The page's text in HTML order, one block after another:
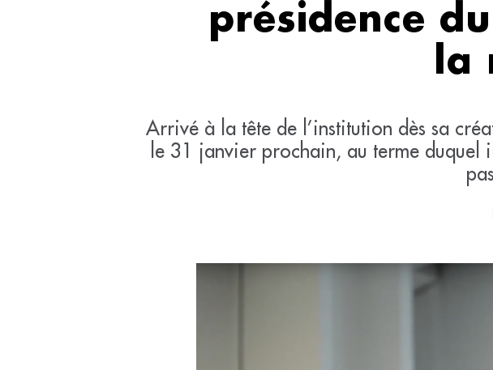
présidence
la
Arrivé à la tête de l’institution dès sa
le 31 janvier prochain, au terme duquel